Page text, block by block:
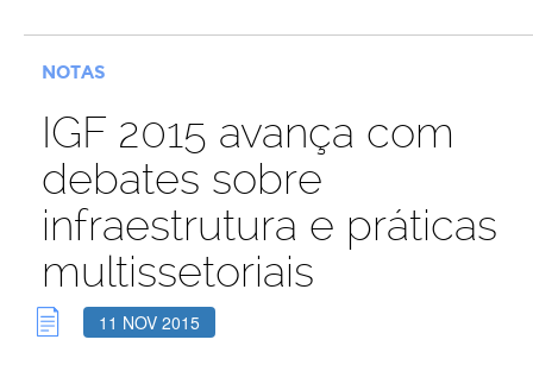
NOTAS
IGF 2015 avança com
debates sobre
infraestrutura e práticas
multissetoriais
11 NOV 2015